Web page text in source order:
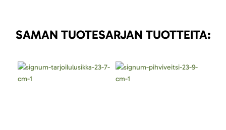
SAMAN TUOTESARJAN TUOTTEITA: